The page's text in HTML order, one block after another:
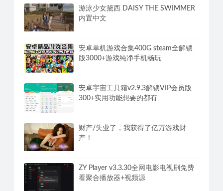
游泳少女黛西 DAISY THE SWIMMER
内置中文
安卓单机游戏合集400G steam全解锁
版3000+游戏纯净手机畅玩
安卓宇宙工具箱v2.9.3解锁VIP会员版
300+实用功能想要的都有
财产/失业了，我获得了亿万游戏财
产！
ZY Player v3.3.30全网电影电视剧免费
看聚合播放器+视频源